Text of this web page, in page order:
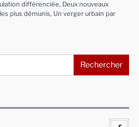
différenciée, Deux nouveaux
plus démunis, Un verger urbain par
Rechercher